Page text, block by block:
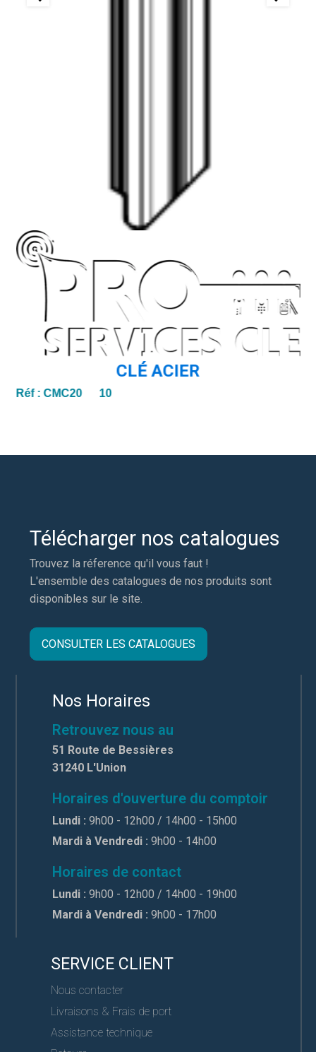
CLÉ ACIER
Réf :CMC20 10
Télécharger nos catalogues
Trouvez la réference qu'il vous faut !
L'ensemble des catalogues de nos produits sont
disponibles sur le site.
CONSULTER LES CATALOGUES
Nos Horaires
Retrouvez nous au
51 Route de Bessières
31240 L'Union
Horaires d'ouverture du comptoir
Lundi : 9h00 - 12h00 / 14h00 - 15h00
Mardi à Vendredi : 9h00 - 14h00
Horaires de contact
Lundi : 9h00 - 12h00 / 14h00 - 19h00
Mardi à Vendredi : 9h00 - 17h00
SERVICE CLIENT
Nous contacter
Livraisons & Frais de port
Assistance technique